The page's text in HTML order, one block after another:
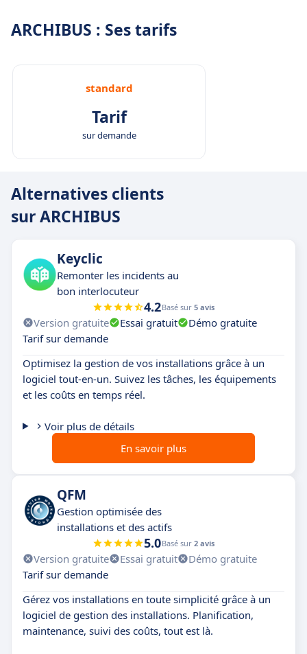
ARCHIBUS : Ses tarifs
standard
Tarif
sur demande
Alternatives clients
sur ARCHIBUS
Keyclic
Remonter les incidents au
bon interlocuteur
4.2Basé sur 5 avis
Version gratuite Essai gratuit
Démo gratuite
Tarif sur demande
Optimisez la gestion de vos installations grâce à un
logiciel tout-en-un. Suivez les tâches, les équipements
et les coûts en temps réel.
Voir plus de détails
En savoir plus
QFM
Gestion optimisée des
installations et des actifs
5.0Basé sur 2 avis
Version gratuite Essai gratuit
Démo gratuite
Tarif sur demande
Gérez vos installations en toute simplicité grâce à un
logiciel de gestion des installations. Planification,
maintenance, suivi des coûts, tout est là.